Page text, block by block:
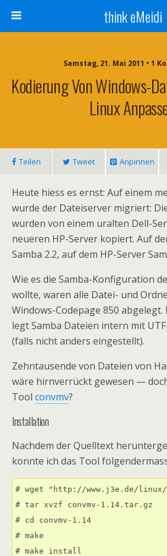
think eMeidi
Samstag, 21. Mai 2011 • 1
Kodierung Von Windows-
Linux
Teilen Tweet Anpinnen
Heute hiess es ernst: Auf einem
wurde der Dateiserver migriert:
wurden von einem uralten Dell-
neueren HP-Server kopiert. Auf
Samba 2.2, auf dem HP-Server
Wie es die Samba-Konfiguration
wollte, waren alle Datei- und
Windows-Codepage 850 abgelegt.
legt Samba Dateien intern mit
(falls nicht anders eingestellt).
Zehntausende von Dateien von
wäre hirnverrückt gewesen —
Tool convmv?
Installation
Nachdem der Quelltext
konnte ich das Tool
# wget "http://www.j3e.de/linux/
# tar xvzf convmv-1.14.tar.gz
# cd convmv-1.14
# make
# make install